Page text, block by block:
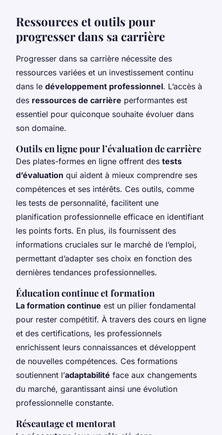
Ressources et outils pour
progresser dans sa carrière
Progresser dans sa carrière nécessite des
ressources variées et un investissement continu
dans le développement professionnel. L’accès à
des ressources de carrière performantes est
essentiel pour quiconque souhaite évoluer dans
son domaine.
Outils en ligne pour l’évaluation de carrière
Des plates-formes en ligne offrent des tests
d’évaluation qui aident à mieux comprendre ses
compétences et ses intérêts. Ces outils, comme
les tests de personnalité, facilitent une
planification professionnelle efficace en identifiant
les points forts. En plus, ils fournissent des
informations cruciales sur le marché de l’emploi,
permettant d’adapter ses choix en fonction des
dernières tendances professionnelles.
Éducation continue et formation
La formation continue est un pilier fondamental
pour rester compétitif. À travers des cours en ligne
et des certifications, les professionnels
enrichissent leurs connaissances et développent
de nouvelles compétences. Ces formations
soutiennent l’adaptabilité face aux changements
du marché, garantissant ainsi une évolution
professionnelle constante.
Réseautage et mentorat